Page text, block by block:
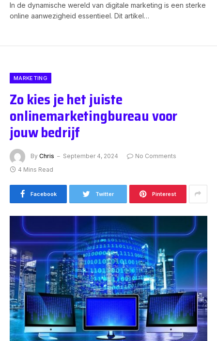
In de dynamische wereld van digitale marketing is een sterke
online aanwezigheid essentieel. Dit artikel…
MARKETING
Zo kies je het juiste
onlinemarketingbureau voor
jouw bedrijf
By Chris September 4, 2024
No Comments
4 Mins Read
Facebook Twitter Pinterest